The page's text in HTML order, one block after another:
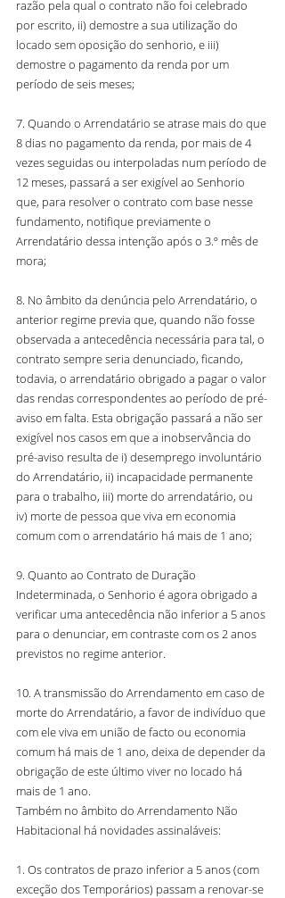
razão pela qual o contrato não foi celebrado
por escrito, ii) demostre a sua utilização do
locado sem oposição do senhorio, e iii)
demostre o pagamento da renda por um
período de seis meses;
7. Quando o Arrendatário se atrase mais do que
8 dias no pagamento da renda, por mais de 4
vezes seguidas ou interpoladas num período de
12 meses, passará a ser exigível ao Senhorio
que, para resolver o contrato com base nesse
fundamento, notifique previamente o
Arrendatário dessa intenção após o 3.º mês de
mora;
8. No âmbito da denúncia pelo Arrendatário, o
anterior regime previa que, quando não fosse
observada a antecedência necessária para tal, o
contrato sempre seria denunciado, ficando,
todavia, o arrendatário obrigado a pagar o valor
das rendas correspondentes ao período de pré-
aviso em falta. Esta obrigação passará a não ser
exigível nos casos em que a inobservância do
pré-aviso resulta de i) desemprego involuntário
do Arrendatário, ii) incapacidade permanente
para o trabalho, iii) morte do arrendatário, ou
iv) morte de pessoa que viva em economia
comum com o arrendatário há mais de 1 ano;
9. Quanto ao Contrato de Duração
Indeterminada, o Senhorio é agora obrigado a
verificar uma antecedência não inferior a 5 anos
para o denunciar, em contraste com os 2 anos
previstos no regime anterior.
10. A transmissão do Arrendamento em caso de
morte do Arrendatário, a favor de indivíduo que
com ele viva em união de facto ou economia
comum há mais de 1 ano, deixa de depender da
obrigação de este último viver no locado há
mais de 1 ano.
Também no âmbito do Arrendamento Não
Habitacional há novidades assinaláveis:
1. Os contratos de prazo inferior a 5 anos (com
exceção dos Temporários) passam a renovar-se